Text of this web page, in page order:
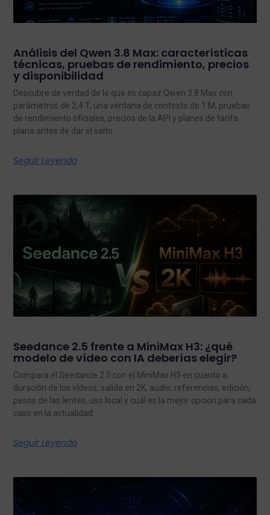
Análisis del Qwen 3.8 Max: características
técnicas, pruebas de rendimiento, precios
y disponibilidad
Descubre de verdad de lo que es capaz Qwen 3.8 Max con
parámetros de 2,4 T, una ventana de contexto de 1 M, pruebas
de rendimiento oficiales, precios de la API y planes de tarifa
plana antes de dar el salto.
Seguir Leyendo
Seedance 2.5 frente a MiniMax H3: ¿qué
modelo de vídeo con IA deberías elegir?
Compara el Seedance 2.5 con el MiniMax H3 en cuanto a
duración de los vídeos, salida en 2K, audio, referencias, edición,
pesos de las lentes, uso local y cuál es la mejor opción para cada
caso en la actualidad.
Seguir Leyendo